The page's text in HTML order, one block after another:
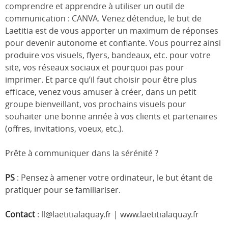
comprendre et apprendre à utiliser un outil de
communication : CANVA. Venez détendue, le but de
Laetitia est de vous apporter un maximum de réponses
pour devenir autonome et confiante. Vous pourrez ainsi
produire vos visuels, flyers, bandeaux, etc. pour votre
site, vos réseaux sociaux et pourquoi pas pour
imprimer. Et parce qu’il faut choisir pour être plus
efficace, venez vous amuser à créer, dans un petit
groupe bienveillant, vos prochains visuels pour
souhaiter une bonne année à vos clients et partenaires
(offres, invitations, voeux, etc.).
Prête à communiquer dans la sérénité ?
PS : Pensez à amener votre ordinateur, le but étant de
pratiquer pour se familiariser.
Contact : ll@laetitialaquay.fr | www.laetitialaquay.fr